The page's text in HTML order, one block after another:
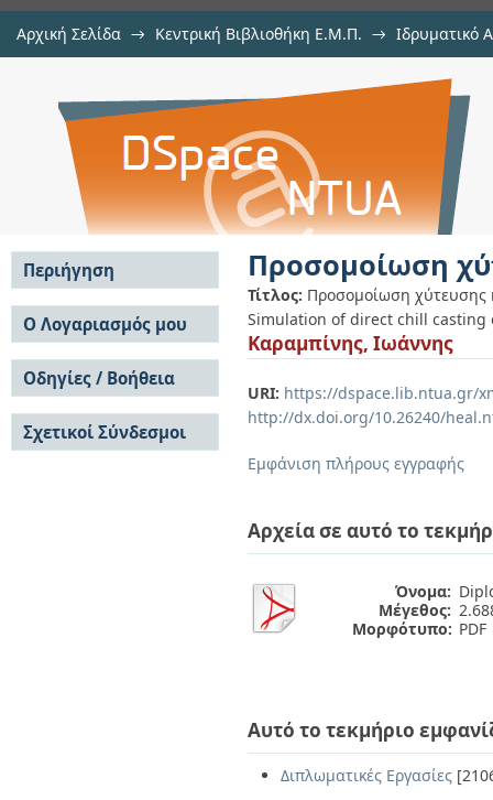
Αρχική Σελίδα → Κεντρική Βιβλιοθήκη Ε.Μ.Π. → Ιδρυματικό
Προσομοίωση χύτευσης
Προσομοίωση
Τίτλος: Προσομοίωση χύτευσης
Simulation of direct chill casting
Καραμπίνης, Ιωάννης
URI: https://dspace.lib.ntua.gr/
http://dx.doi.org/10.26240/
Εμφάνιση πλήρους εγγραφής
Αρχεία σε αυτό το
Όνομα:
Μέγεθος:
Μορφότυπο: PDF
Αυτό το τεκμήριο
Διπλωματικές Εργασίες
Περιήγηση
Σε όλο το DSpace
Κοινότητες & Συλλογές
Ανά Ημερομηνία
Έκδοσης
Συγγραφείς
Τίτλοι
Θέματα
Ο Λογαριασμός μου
Σύνδεση
Εγγραφή
Οδηγίες / Βοήθεια
Οδηγίες Υποβολής
Οδηγίες Χρήσης ΙΑ
Συχνές Ερωτήσεις
Σχετικοί Σύνδεσμοι